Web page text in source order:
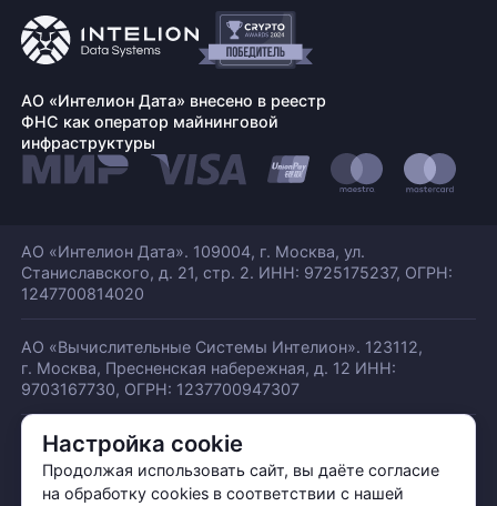
Настройка cookie
Продолжая использовать сайт, вы даёте согласие
на обработку cookies в соответствии с нашей
АО «Интелион Дата» внесено в реестр
ФНС как оператор майнинговой
инфраструктуры
АО «Интелион Дата». 109004, г. Москва, ул.
Станиславского, д. 21, стр. 2. ИНН: 9725175237, ОГРН:
1247700814020
АО «Вычислительные Системы Интелион». 123112,
г. Москва, Пресненская набережная, д. 12 ИНН:
9703167730, ОГРН: 1237700947307
© АО «ИНТЕЛИОН ДАТА» 2026
Политика обработки ПДн
Политика конфиденциальности